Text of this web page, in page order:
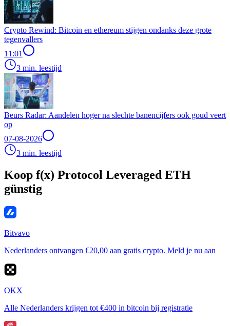
Crypto Rewind: Bitcoin en ethereum stijgen ondanks deze grote
tegenvallers
11:01
3 min. leestijd
Beurs Radar: Aandelen hoger na slechte banencijfers ook goud veert
op
07-08-2026
3 min. leestijd
Koop f(x) Protocol Leveraged ETH
günstig
Bitvavo
Nederlanders ontvangen €20,00 aan gratis crypto. Meld je nu aan
OKX
Alle Nederlanders krijgen tot €400 in bitcoin bij registratie